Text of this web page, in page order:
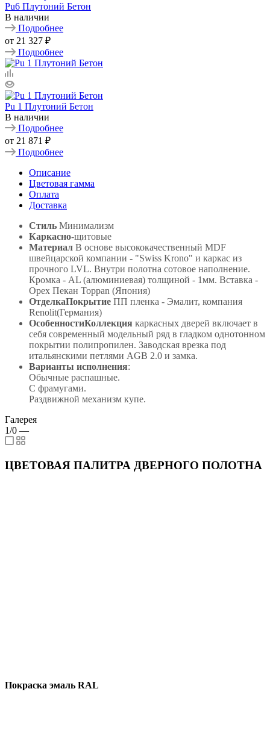
Pu6 Плутоний Бетон
В наличии
Подробнее
от 21 327 ₽
Подробнее
Pu 1 Плутоний Бетон
В наличии
Подробнее
от 21 871 ₽
Подробнее
Описание
Цветовая гамма
Оплата
Доставка
Стиль Минимализм
Каркасно-щитовые
Материал В основе высококачественный MDF
швейцарской компании - "Swiss Krono" и каркас из
прочного LVL. Внутри полотна сотовое наполнение.
Кромка - AL (алюминиевая) толщиной - 1мм. Вставка -
Орех Пекан Toppan (Япония)
ОтделкаПокрытие ПП пленка - Эмалит, компания
Renolit(Германия)
ОсобенностиКоллекция каркасных дверей включает в
себя современный модельный ряд в гладком однотонном
покрытии полипропилен. Заводская врезка под
итальянскими петлями AGB 2.0 и замка.
Варианты исполнения:
Обычные распашные.
С фрамугами.
Раздвижной механизм купе.
Галерея
1/0 —
ЦВЕТОВАЯ ПАЛИТРА ДВЕРНОГО ПОЛОТНА
Покраска эмаль RAL